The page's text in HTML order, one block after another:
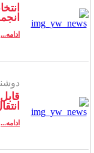
انجمن
ادامه...
دوشنبه ۱۸
انتقال (95/
ادامه...